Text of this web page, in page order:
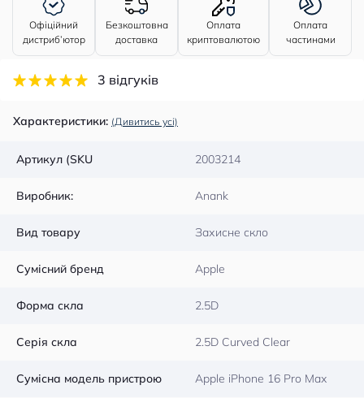
Офіційний
дистриб’ютор
Безкоштовна
доставка
Оплата
криптовалютою
Оплата
частинами
3 відгуків
Характеристики: (Дивитись усі)
Артикул (SKU 2003214
Виробник: Anank
Вид товару Захисне скло
Сумісний бренд Apple
Форма скла 2.5D
Серія скла 2.5D Curved Clear
Сумісна модель пристрою Apple iPhone 16 Pro Max